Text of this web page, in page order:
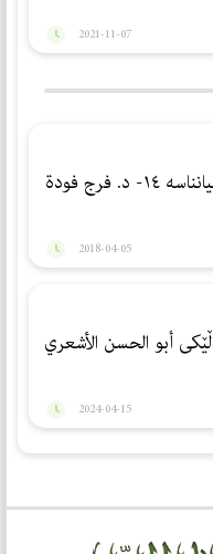
2021-11-07
د. فرج فودة
2018-04-05
أبو الحسن الأشعري
2024-04-15